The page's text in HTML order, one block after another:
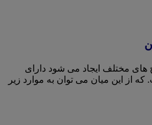
های مختلف ایجاد می شود دارای
از این میان می توان به موارد زیر